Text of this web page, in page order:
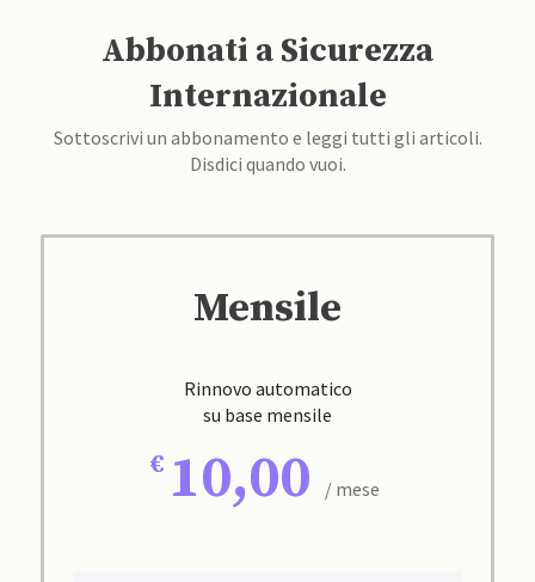
Abbonati a Sicurezza
Internazionale
Sottoscrivi un abbonamento e leggi tutti gli articoli.
Disdici quando vuoi.
Mensile
Rinnovo automatico
su base mensile
10,00 / mese